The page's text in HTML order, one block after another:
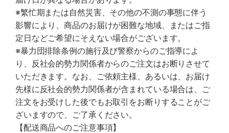
※繁忙期または自然災害、その他の不測の事態に伴う
影響により、商品のお届けが困難な地域、またはご指
定日などご希望にそえない場合がございます。
※暴力団排除条例の施行及び警察からのご指導によ
り、反社会的勢力関係者からのご注文はお断りさせて
いただきます。なお、ご依頼主様、あるいは、お届け
先様に反社会的勢力関係者が含まれている場合は、ご
注文をお受けした後でもお取引をお断りすることがご
ざいますので、ご了承ください。
【配送商品へのご注意事項】